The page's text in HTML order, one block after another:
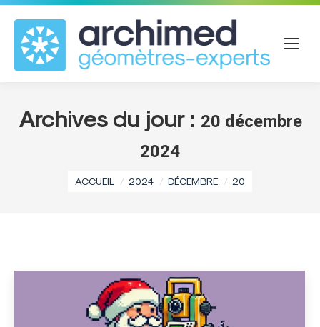
Archives du jour : 20 décembre
2024
ACCUEIL 2024 DÉCEMBRE 20